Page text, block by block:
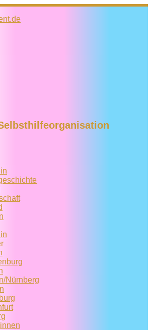
Nürnberg